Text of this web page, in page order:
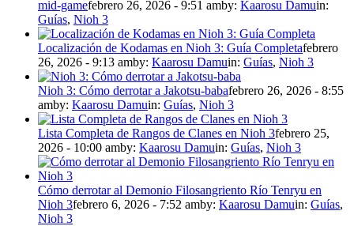
mid-gamefebrero 26, 2026 - 9:51 amby: Kaarosu Damuin:
Guías, Nioh 3
Localización de Kodamas en Nioh 3: Guía Completafebrero
26, 2026 - 9:13 amby: Kaarosu Damuin: Guías, Nioh 3
Nioh 3: Cómo derrotar a Jakotsu-babafebrero 26, 2026 - 8:55
amby: Kaarosu Damuin: Guías, Nioh 3
Lista Completa de Rangos de Clanes en Nioh 3febrero 25,
2026 - 10:00 amby: Kaarosu Damuin: Guías, Nioh 3
Cómo derrotar al Demonio Filosangriento Río Tenryu en
Nioh 3febrero 6, 2026 - 7:52 amby: Kaarosu Damuin: Guías,
Nioh 3